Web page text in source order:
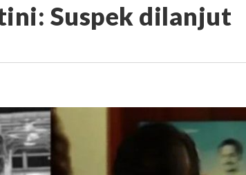
Suspek dilanjut